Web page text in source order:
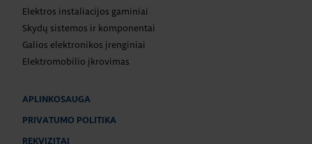
Elektros instaliacijos gaminiai
Skydų sistemos ir komponentai
Galios elektronikos įrenginiai
Elektromobilio įkrovimas
APLINKOSAUGA
PRIVATUMO POLITIKA
REKVIZITAI